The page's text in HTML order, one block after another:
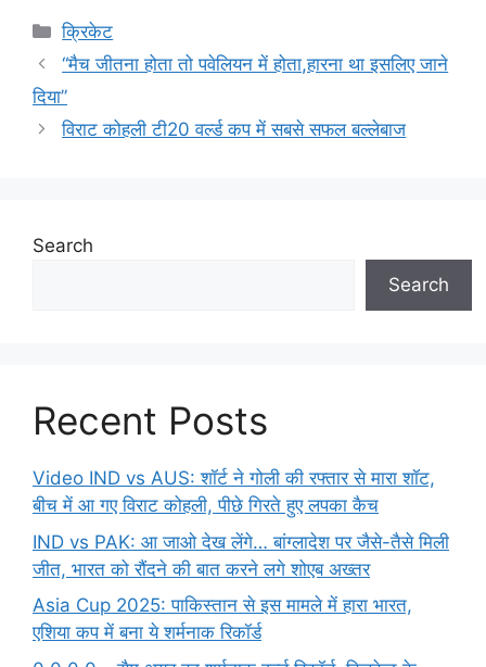
Categories
क्रिकेट
“मैच जीतना होता तो पवेलियन में होता,हारना था इसलिए जाने
दिया”
विराट कोहली टी20 वर्ल्ड कप में सबसे सफल बल्लेबाज
Search
Search
Recent Posts
Video IND vs AUS: शॉर्ट ने गोली की रफ्तार से मारा शॉट,
बीच में आ गए विराट कोहली, पीछे गिरते हुए लपका कैच
IND vs PAK: आ जाओ देख लेंगे… बांग्लादेश पर जैसे-तैसे मिली
जीत, भारत को रौंदने की बात करने लगे शोएब अख्तर
Asia Cup 2025: पाकिस्तान से इस मामले में हारा भारत,
एशिया कप में बना ये शर्मनाक रिकॉर्ड